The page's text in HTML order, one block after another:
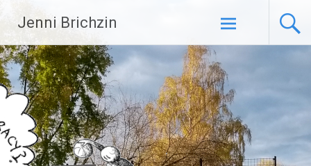
Jenni Brichzin
Zum
Inhalt
springen